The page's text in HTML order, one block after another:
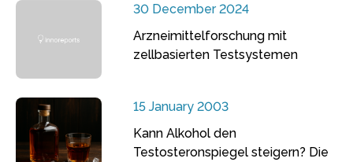
30 December 2024
Arzneimittelforschung mit
zellbasierten Testsystemen
15 January 2003
Kann Alkohol den
Testosteronspiegel steigern? Die